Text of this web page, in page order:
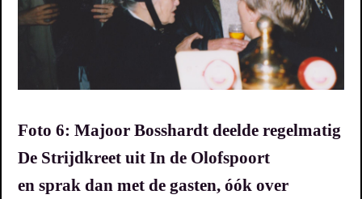
Foto 6: Majoor Bosshardt deelde regelmatig
De Strijdkreet uit In de Olofspoort
en sprak dan met de gasten, óók over